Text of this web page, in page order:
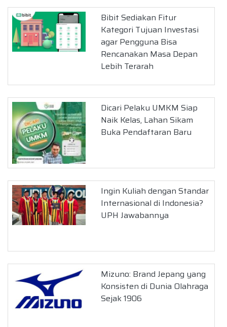
Bibit Sediakan Fitur
Kategori Tujuan Investasi
agar Pengguna Bisa
Rencanakan Masa Depan
Lebih Terarah
Dicari Pelaku UMKM Siap
Naik Kelas, Lahan Sikam
Buka Pendaftaran Baru
Ingin Kuliah dengan Standar
Internasional di Indonesia?
UPH Jawabannya
Mizuno: Brand Jepang yang
Konsisten di Dunia Olahraga
Sejak 1906